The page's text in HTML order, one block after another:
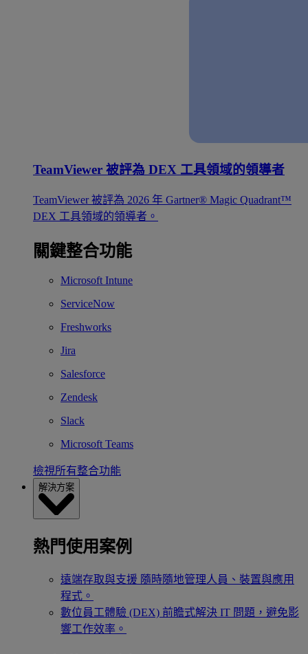
TeamViewer 被評為 DEX 工具領域的領導者
TeamViewer 被評為 2026 年 Gartner® Magic Quadrant™
DEX 工具領域的領導者。
關鍵整合功能
Microsoft Intune
ServiceNow
Freshworks
Jira
Salesforce
Zendesk
Slack
Microsoft Teams
檢視所有整合功能
解決方案
熱門使用案例
遠端存取與支援 隨時隨地管理人員、裝置與應用
程式。
數位員工體驗 (DEX) 前瞻式解決 IT 問題，避免影
響工作效率。